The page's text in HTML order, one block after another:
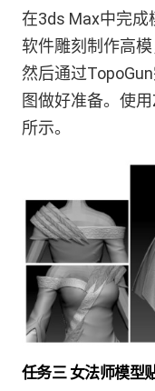
在3ds Max中完成
软件雕刻制作高模
然后通过
图做好准备。使
所示。
任务三 女法师模型